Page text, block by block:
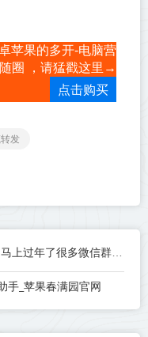
苹果的多开-电脑营
圈 ，请猛戳这里→
点击购买
发
多微信群都慢慢开始发红包了
手_苹果春满园官网